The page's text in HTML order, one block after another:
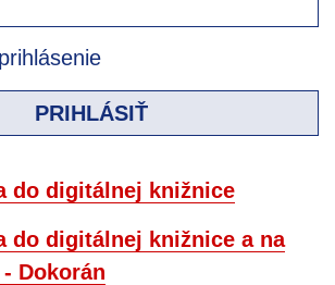
PRIHLÁSIŤ
do digitálnej knižnice
do digitálnej knižnice a na
Dokorán